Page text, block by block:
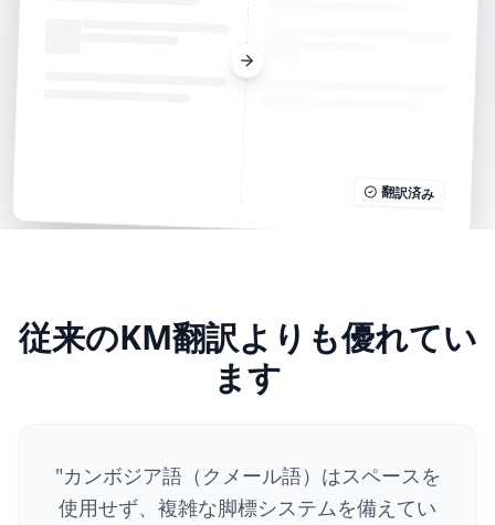
翻訳済み
従来のKM翻訳よりも優れてい
ます
"カンボジア語（クメール語）はスペースを
使用せず、複雑な脚標システムを備えてい